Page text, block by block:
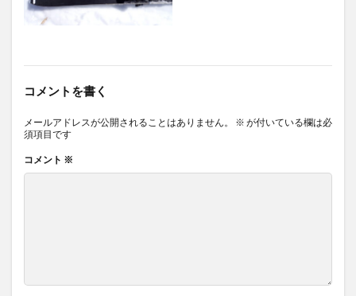
コメントを書く
メールアドレスが公開されることはありません。 ※ が付いている欄は必
須項目です
コメント ※